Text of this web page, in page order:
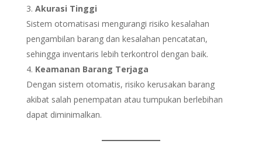
Akurasi Tinggi
Sistem otomatisasi mengurangi risiko kesalahan
pengambilan barang dan kesalahan pencatatan,
sehingga inventaris lebih terkontrol dengan baik.
Keamanan Barang Terjaga
Dengan sistem otomatis, risiko kerusakan barang
akibat salah penempatan atau tumpukan berlebihan
dapat diminimalkan.